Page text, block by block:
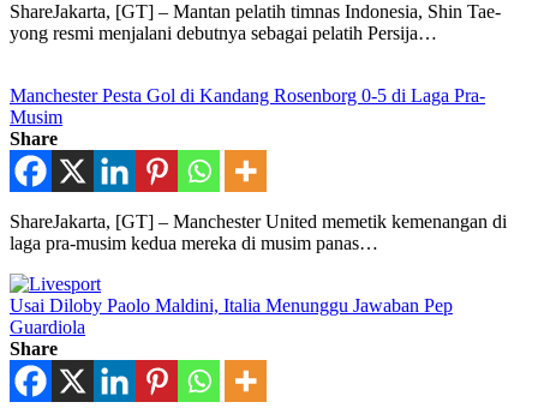
ShareJakarta, [GT] – Mantan pelatih timnas Indonesia, Shin Tae-
yong resmi menjalani debutnya sebagai pelatih Persija…
Manchester Pesta Gol di Kandang Rosenborg 0-5 di Laga Pra-
Musim
Share
ShareJakarta, [GT] – Manchester United memetik kemenangan di
laga pra-musim kedua mereka di musim panas…
Usai Diloby Paolo Maldini, Italia Menunggu Jawaban Pep
Guardiola
Share